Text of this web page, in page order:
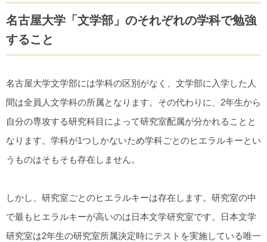
名古屋大学「文学部」のそれぞれの学科で勉強
すること
名古屋大学文学部には学科の区別がなく、文学部に入学した人
間は全員人文学科の所属となります。その代わりに、2年生から
自分の専攻する研究科目によって研究室配属が分かれることと
なります。学科が1つしかないため学科ごとのヒエラルキーとい
うものはそもそも存在しません。
しかし、研究室ごとのヒエラルキーは存在します。研究室の中
で最もヒエラルキーが高いのは日本文学研究室です。日本文学
研究室は2年生の研究室所属決定時にテストを実施している唯一